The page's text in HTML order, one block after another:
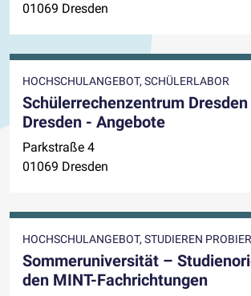
01069 Dresden
HOCHSCHULANGEBOT, SCHÜLERLABOR
Schülerrechenzentrum Dresden
Dresden - Angebote
Parkstraße 4
01069 Dresden
HOCHSCHULANGEBOT, STUDIEREN
Sommeruniversität –
den MINT-Fachrichtungen